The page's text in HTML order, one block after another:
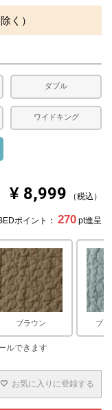
いモードなど弱めの設定
よう心がけております
合がございますのでご了
く）
ダブル
ワイドキング
¥ 8,999 税込
ポイント： 270 pt進呈
ブラウン ブ
お気に入りに登録する